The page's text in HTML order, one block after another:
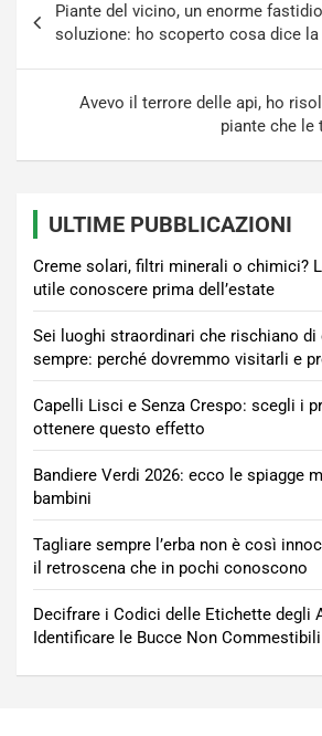
articoli
Piante del vicino, un enorme
soluzione: ho scoperto cosa dice la
Avevo il terrore delle api, ho
piante che le
ULTIME PUBBLICAZIONI
Creme solari, filtri minerali o chimici?
utile conoscere prima dell’estate
Sei luoghi straordinari che rischiano di
sempre: perché dovremmo visitarli e
Capelli Lisci e Senza Crespo: scegli i
ottenere questo effetto
Bandiere Verdi 2026: ecco le spiagge
bambini
Tagliare sempre l’erba non è così
il retroscena che in pochi conoscono
Decifrare i Codici delle Etichette degli
Identificare le Bucce Non Commestibili